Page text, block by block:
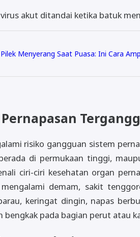
akut ditandai ketika batuk
Pilek Menyerang Saat Puasa: Ini Cara
risiko gangguan sistem
di permukaan tinggi,
ciri-ciri kesehatan organ
demam, sakit
keringat dingin, napas
pada bagian perut atau